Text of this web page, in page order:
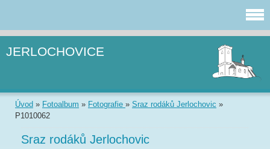
JERLOCHOVICE
Úvod » Fotoalbum » Fotografie » Sraz rodáků Jerlochovic »
P1010062
Sraz rodáků Jerlochovic